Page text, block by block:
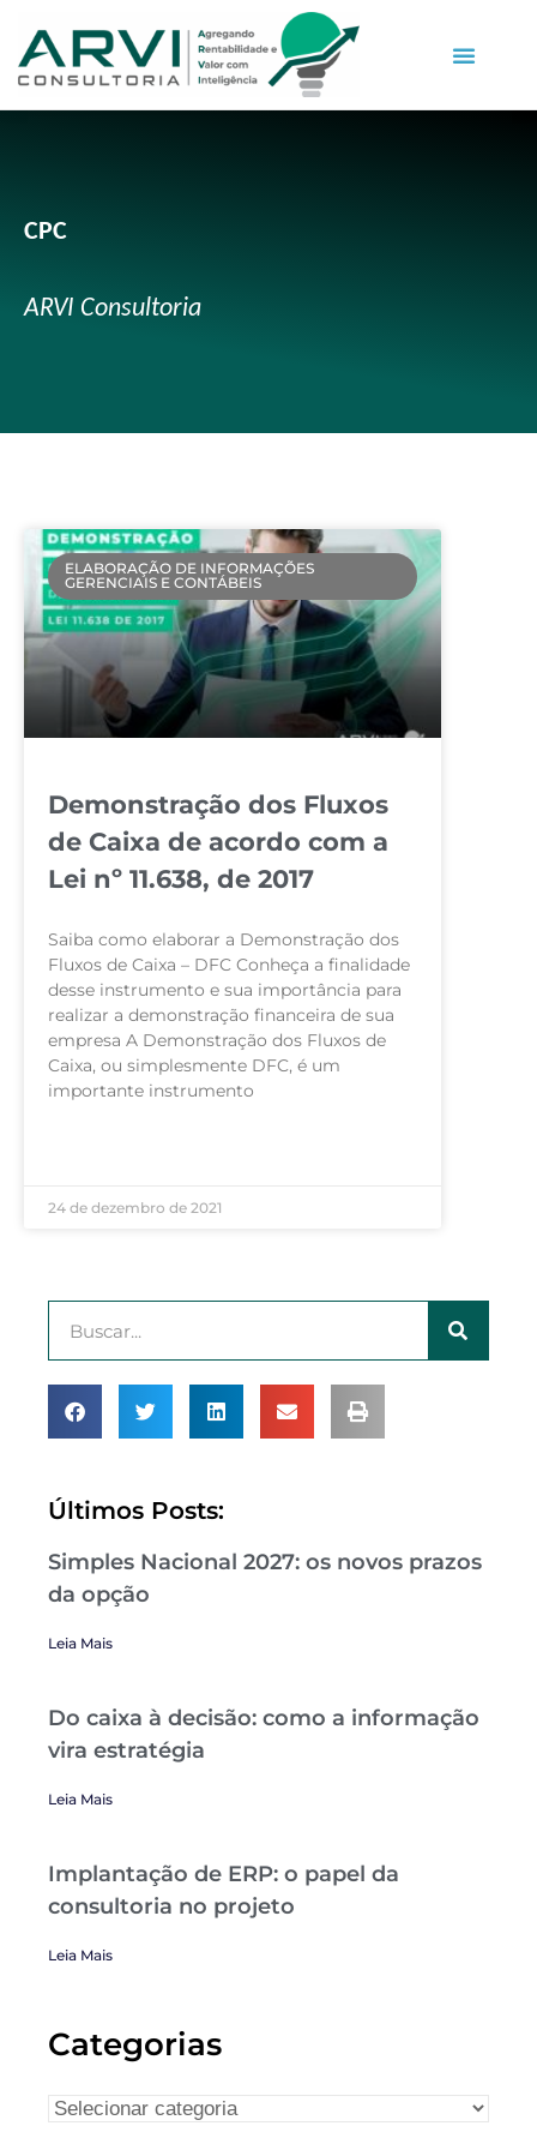
CPC
ARVI Consultoria
ELABORAÇÃO DE INFORMAÇÕES
GERENCIAIS E CONTÁBEIS
Demonstração dos Fluxos
de Caixa de acordo com a
Lei nº 11.638, de 2017
Saiba como elaborar a Demonstração dos
Fluxos de Caixa – DFC Conheça a finalidade
desse instrumento e sua importância para
realizar a demonstração financeira de sua
empresa A Demonstração dos Fluxos de
Caixa, ou simplesmente DFC, é um
importante instrumento
24 de dezembro de 2021
Últimos Posts:
Simples Nacional 2027: os novos prazos
da opção
Leia Mais
Do caixa à decisão: como a informação
vira estratégia
Leia Mais
Implantação de ERP: o papel da
consultoria no projeto
Leia Mais
Categorias